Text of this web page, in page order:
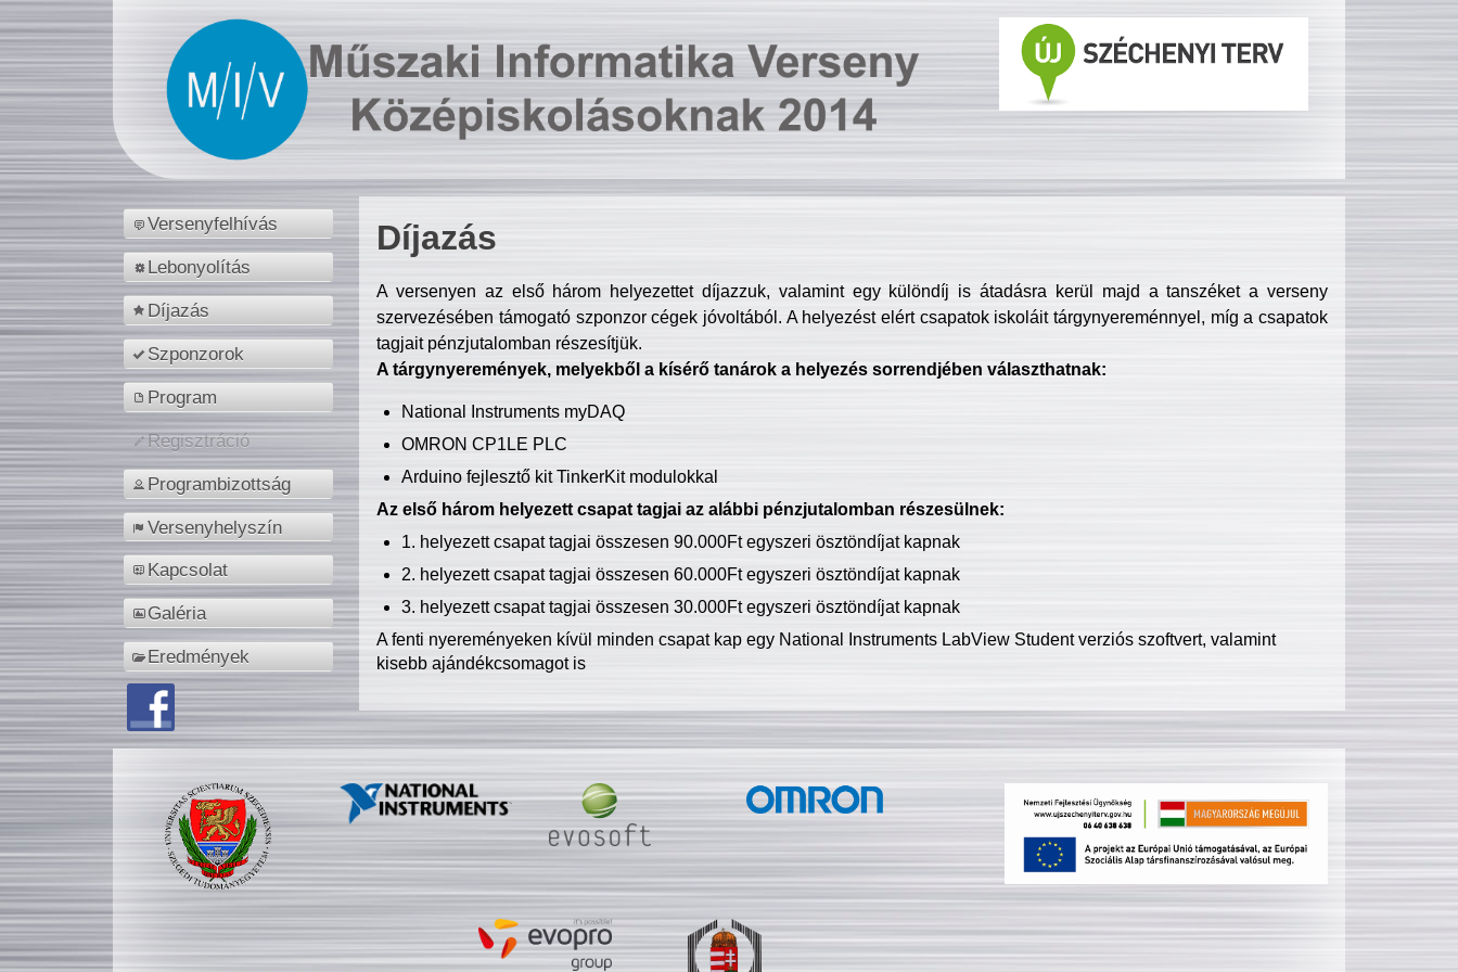
Versenyfelhívás
Lebonyolítás
Díjazás
Szponzorok
Program
Regisztráció
Programbizottság
Versenyhelyszín
Kapcsolat
Galéria
Eredmények
Díjazás
A versenyen az első három helyezettet díjazzuk, valamint egy különdíj is átadásra kerül majd a tanszéket a verseny
szervezésében támogató szponzor cégek jóvoltából. A helyezést elért csapatok iskoláit tárgynyereménnyel, míg a csapatok
tagjait pénzjutalomban részesítjük.
A tárgynyeremények, melyekből a kísérő tanárok a helyezés sorrendjében választhatnak:
National Instruments myDAQ
OMRON CP1LE PLC
Arduino fejlesztő kit TinkerKit modulokkal
Az első három helyezett csapat tagjai az alábbi pénzjutalomban részesülnek:
1. helyezett csapat tagjai összesen 90.000Ft egyszeri ösztöndíjat kapnak
2. helyezett csapat tagjai összesen 60.000Ft egyszeri ösztöndíjat kapnak
3. helyezett csapat tagjai összesen 30.000Ft egyszeri ösztöndíjat kapnak
A fenti nyereményeken kívül minden csapat kap egy National Instruments LabView Student verziós szoftvert, valamint
kisebb ajándékcsomagot is